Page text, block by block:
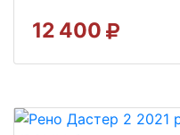
12 400